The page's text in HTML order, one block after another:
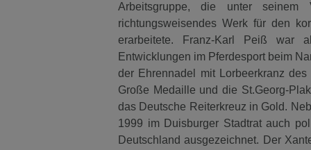
Arbeitsgruppe, die unter seinem
richtungsweisendes Werk für den
erarbeitete. Franz-Karl Peiß war
Entwicklungen im Pferdesport beim
der Ehrennadel mit Lorbeerkranz
Große Medaille und die St.Georg-
das Deutsche Reiterkreuz in Gold.
1999 im Duisburger Stadtrat auch
Deutschland ausgezeichnet. Der